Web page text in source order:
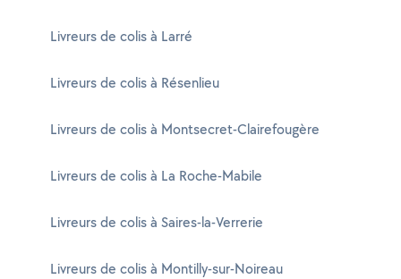
Livreurs de colis à Larré
Livreurs de colis à Résenlieu
Livreurs de colis à Montsecret-Clairefougère
Livreurs de colis à La Roche-Mabile
Livreurs de colis à Saires-la-Verrerie
Livreurs de colis à Montilly-sur-Noireau